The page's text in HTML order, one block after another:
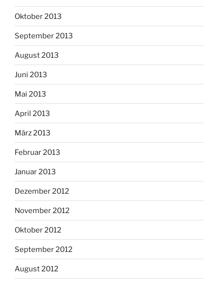
Oktober 2013
September 2013
August 2013
Juni 2013
Mai 2013
April 2013
März 2013
Februar 2013
Januar 2013
Dezember 2012
November 2012
Oktober 2012
September 2012
August 2012